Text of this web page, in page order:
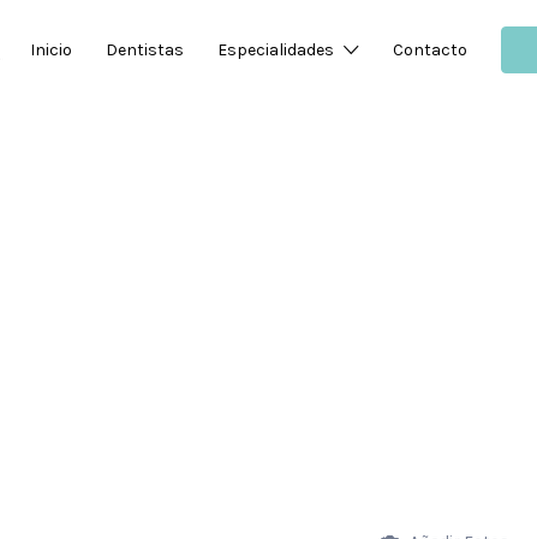
Inicio Dentistas Especialidades Contacto